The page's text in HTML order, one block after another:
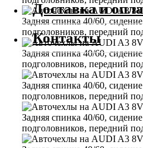
Доставка и
Контакты